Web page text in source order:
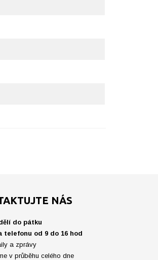
NÁS
do pátku
telefonu od 9 do 16 hod
a zprávy
v průběhu celého dne